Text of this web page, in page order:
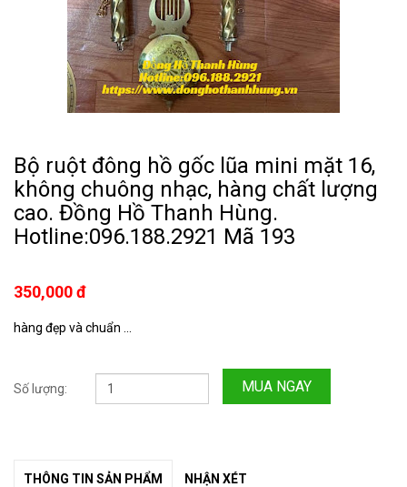
Bộ ruột đông hồ gốc lũa mini mặt 16,
không chuông nhạc, hàng chất lượng
cao. Đồng Hồ Thanh Hùng.
Hotline:096.188.2921 Mã 193
350,000 đ
hàng đẹp và chuẩn ...
Số lượng: MUA NGAY
THÔNG TIN SẢN PHẨM NHẬN XÉT